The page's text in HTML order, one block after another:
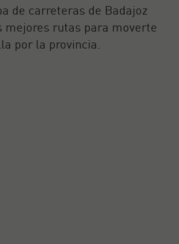
de carreteras de Badajoz
mejores rutas para moverte
por la provincia.